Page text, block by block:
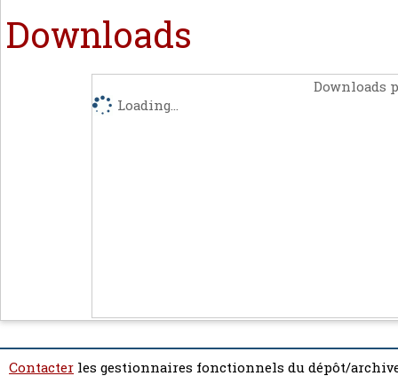
Downloads
Downloads
Loading...
Contacter les gestionnaires fonctionnels du dépôt/